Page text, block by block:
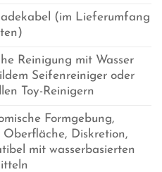
(im Lieferumfang
Reinigung mit Wasser
Seifenreiniger oder
Toy-Reinigern
Formgebung,
Oberfläche, Diskretion,
mit wasserbasierten